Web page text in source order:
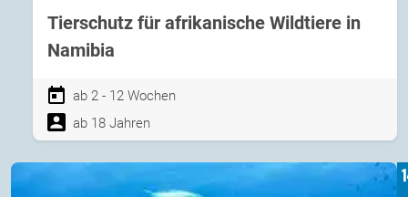
Tierschutz für afrikanische Wildtiere in
Namibia
ab 2 - 12 Wochen
ab 18 Jahren